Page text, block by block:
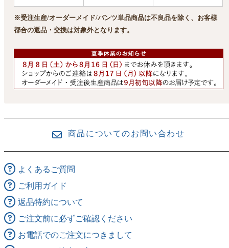
※受注生産/オーダーメイド/パンツ単品商品は不良品を除く、お客様
都合の返品・交換は対象外となります。
商品についてのお問い合わせ
よくあるご質問
ご利用ガイド
返品特約について
ご注文前に必ずご確認ください
お電話でのご注文につきまして